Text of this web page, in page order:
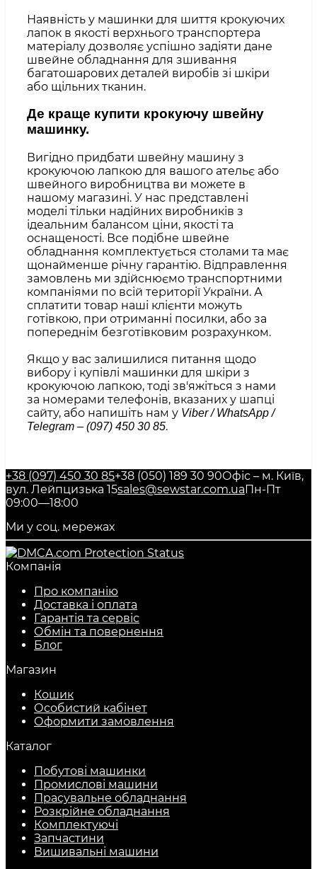
Наявність у машинки для шиття крокуючих
лапок в якості верхнього транспортера
матеріалу дозволяє успішно задіяти дане
швейне обладнання для зшивання
багатошарових деталей виробів зі шкіри
або щільних тканин.
Де краще купити крокуючу швейну
машинку.
Вигідно придбати швейну машину з
крокуючою лапкою для вашого ательє або
швейного виробництва ви можете в
нашому магазині. У нас представлені
моделі тільки надійних виробників з
ідеальним балансом ціни, якості та
оснащеності. Все подібне швейне
обладнання комплектується столами та має
щонайменше річну гарантію. Відправлення
замовлень ми здійснюємо транспортними
компаніями по всій території України. А
сплатити товар наші клієнти можуть
готівкою, при отриманні посилки, або за
попереднім безготівковим розрахунком.
Якщо у вас залишилися питання щодо
вибору і купівлі машинки для шкіри з
крокуючою лапкою, тоді зв'яжіться з нами
за номерами телефонів, вказаних у шапці
сайту, або напишіть нам у Viber / WhatsApp /
Telegram – (097) 450 30 85.
+38 (097) 450 30 85+38 (050) 189 30 90Офіс – м. Київ,
вул. Лейпцизька 15sales@sewstar.com.uaПн-Пт
09:00—18:00
Ми у соц. мережах
Компанія
Про компанію
Доставка і оплата
Гарантія та сервіс
Обмін та повернення
Блог
Магазин
Кошик
Особистий кабінет
Оформити замовлення
Каталог
Побутові машинки
Промислові машини
Прасувальне обладнання
Розкрійне обладнання
Комплектуючі
Запчастини
Вишивальні машини